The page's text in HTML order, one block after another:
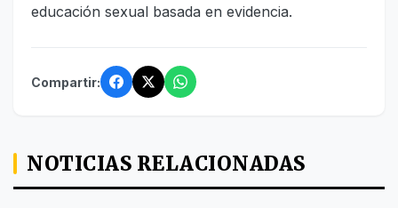
educación sexual basada en evidencia.
Compartir:
NOTICIAS RELACIONADAS